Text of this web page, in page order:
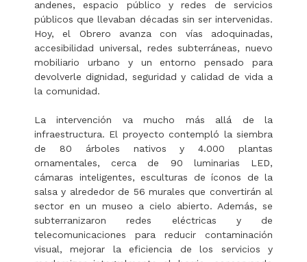
andenes, espacio público y redes de servicios
públicos que llevaban décadas sin ser intervenidas.
Hoy, el Obrero avanza con vías adoquinadas,
accesibilidad universal, redes subterráneas, nuevo
mobiliario urbano y un entorno pensado para
devolverle dignidad, seguridad y calidad de vida a
la comunidad.
La intervención va mucho más allá de la
infraestructura. El proyecto contempló la siembra
de 80 árboles nativos y 4.000 plantas
ornamentales, cerca de 90 luminarias LED,
cámaras inteligentes, esculturas de íconos de la
salsa y alrededor de 56 murales que convertirán al
sector en un museo a cielo abierto. Además, se
subterranizaron redes eléctricas y de
telecomunicaciones para reducir contaminación
visual, mejorar la eficiencia de los servicios y